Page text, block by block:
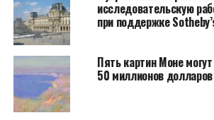
которая являлась поклонницей
что художник прославился
бронзовых львов на
пор эскизы Гейнсборо сидели на
комнате Королевской
замке, ожидая, что кто-то узнает
работ.
исследовательскую
при поддержке
Пять картин Моне
50 миллионов долларов